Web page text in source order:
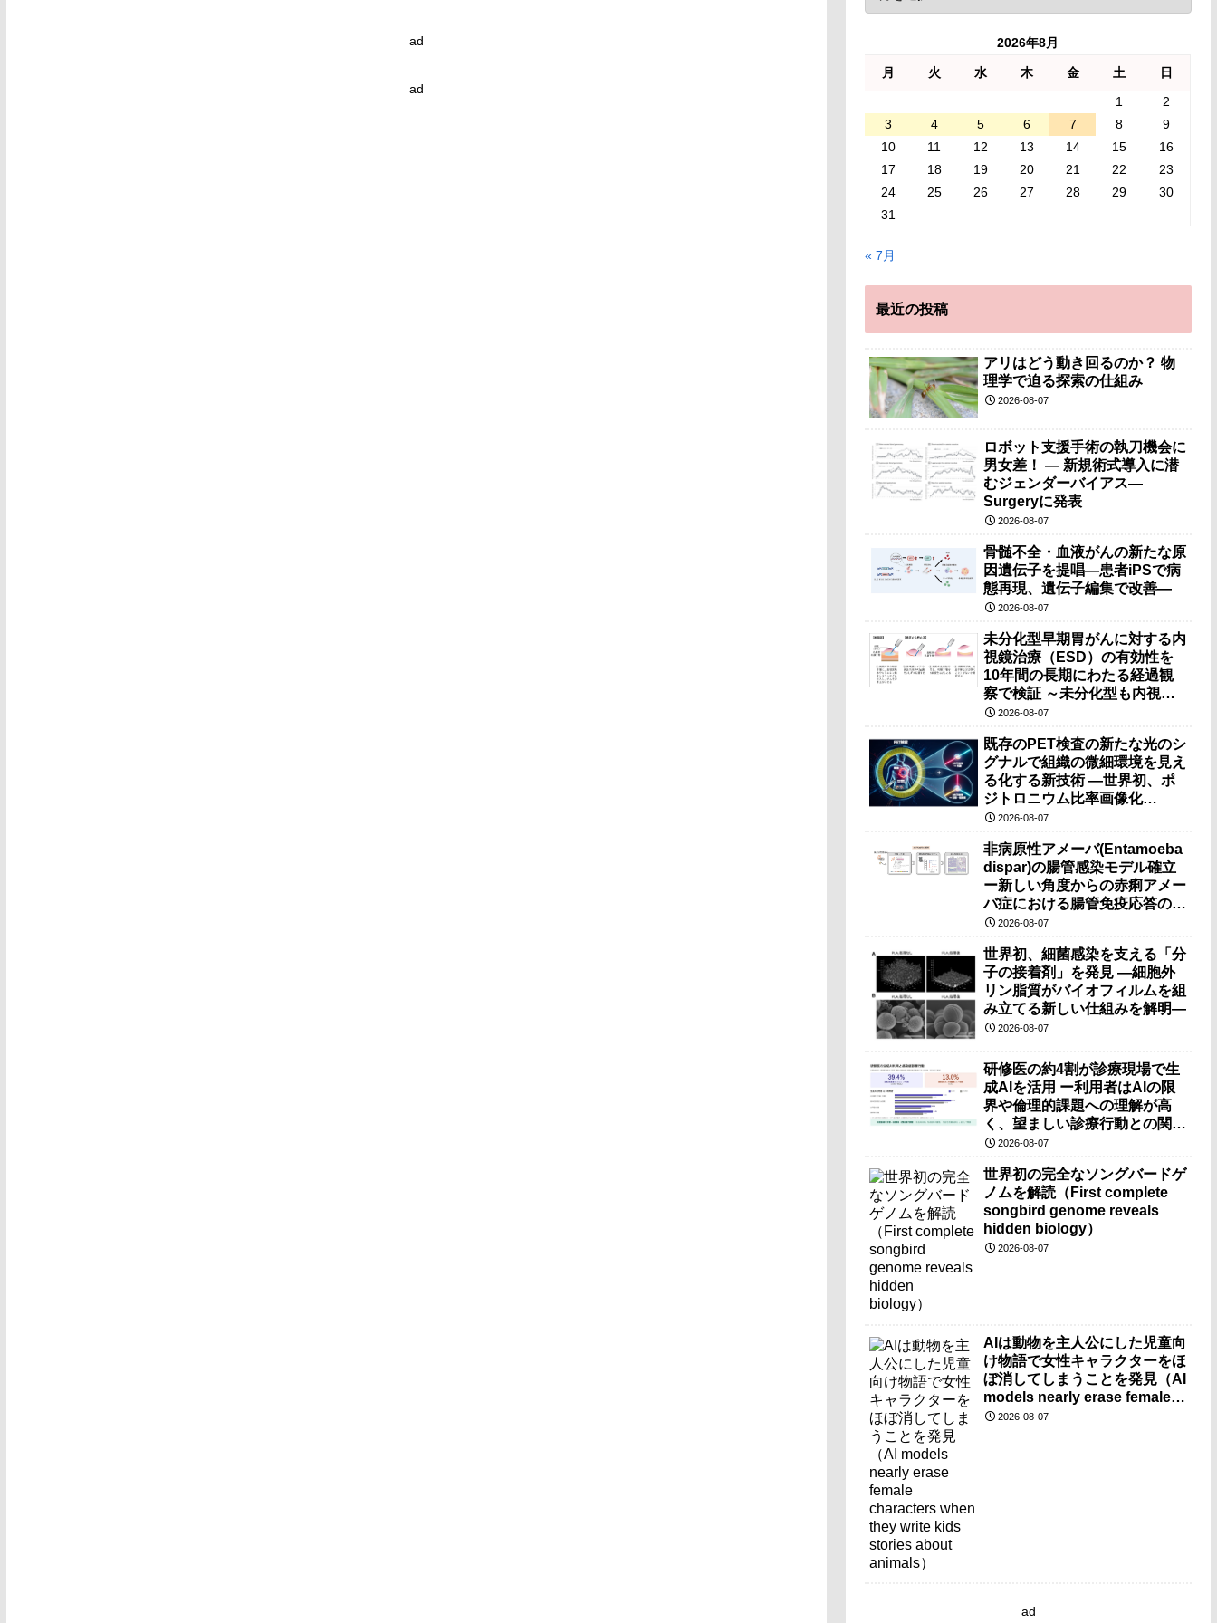
ad
ad
2026年8月
月 火 水 木 金 土
日
1
2
3
4 5 6 7 8
9
10
11 12 13 14 15
16
17
18 19 20 21 22
23
24
25 26 27 28 29
30
31
« 7月
最近の投稿
アリはどう動き回るのか？ 物
理学で迫る探索の仕組み
2026-08-07
ロボット支援手術の執刀機会に
男女差！ — 新規術式導入に潜
むジェンダーバイアス—
Surgeryに発表
2026-08-07
骨髄不全・血液がんの新たな原
因遺伝子を提唱―患者iPSで病
態再現、遺伝子編集で改善―
2026-08-07
未分化型早期胃がんに対する内
視鏡治療（ESD）の有効性を
10年間の長期にわたる経過観
察で検証 ～未分化型も内視鏡
治療で胃の温存が可能～
2026-08-07
既存のPET検査の新たな光のシ
グナルで組織の微細環境を見え
る化する新技術 ―世界初、ポ
ジトロニウム比率画像化
（PRI）の原理検証に成功―
2026-08-07
非病原性アメーバ(Entamoeba
dispar)の腸管感染モデル確立
ー新しい角度からの赤痢アメー
バ症における腸管免疫応答の理
解に期待ー
2026-08-07
世界初、細菌感染を支える「分
子の接着剤」を発見 ―細胞外
リン脂質がバイオフィルムを組
み立てる新しい仕組みを解明―
2026-08-07
研修医の約4割が診療現場で生
成AIを活用 ー利用者はAIの限
界や倫理的課題への理解が高
く、望ましい診療行動との関連
も確認ー
2026-08-07
世界初の完全なソングバードゲ
ノムを解読（First complete
songbird genome reveals
hidden biology）
2026-08-07
AIは動物を主人公にした児童向
け物語で女性キャラクターをほ
ぼ消してしまうことを発見（AI
models nearly erase female
characters when they write
2026-08-07
ad